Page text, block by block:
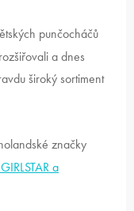
punčocháčů
a dnes
široký sortiment
značky
a